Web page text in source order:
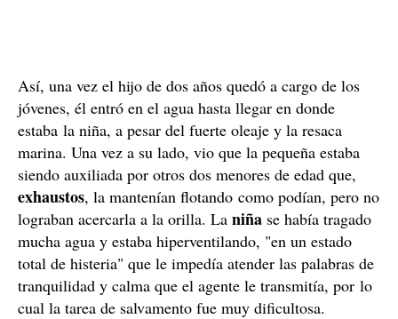
Así, una vez el hijo de dos años quedó a cargo de los
jóvenes, él entró en el agua hasta llegar en donde
estaba la niña, a pesar del fuerte oleaje y la resaca
marina. Una vez a su lado, vio que la pequeña estaba
siendo auxiliada por otros dos menores de edad que,
exhaustos, la mantenían flotando como podían, pero no
lograban acercarla a la orilla. La niña se había tragado
mucha agua y estaba hiperventilando, "en un estado
total de histeria" que le impedía atender las palabras de
tranquilidad y calma que el agente le transmitía, por lo
cual la tarea de salvamento fue muy dificultosa.